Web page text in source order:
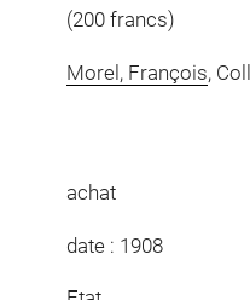
(200 francs)
Morel, François,
achat
date : 1908